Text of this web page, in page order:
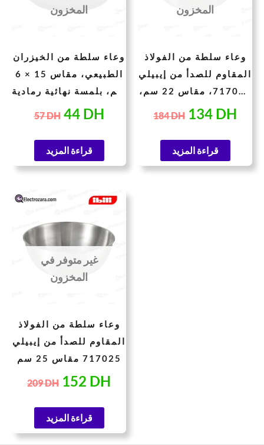
المخزون
وعاء سلطة من الخيزران
الطبيعي، مقاس 15 × 6
سم، بلمسة نهائية رمادية
590201 ابيلي
57DH 44 DH
قراءة المزيد
المخزون
وعاء سلطة من الفولاذ
المقاوم للصدأ من إيبيلي
717022، مقاس 22 سم،
فضي
184DH 134 DH
قراءة المزيد
غير متوفر في
المخزون
وعاء سلطة من الفولاذ
المقاوم للصدأ من إيبيلي
717025 مقاس 25 سم
209DH
السعر
هو:
209 DH.
152 DH
السعر
هو:
قراءة المزيد